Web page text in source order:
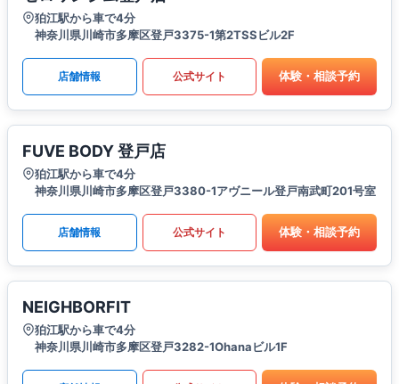
狛江駅から車で4分
神奈川県川崎市多摩区登戸3375-1第2TSSビル2F
店舗情報 公式サイト 体験・相談予約
FUVE BODY 登戸店
狛江駅から車で4分
神奈川県川崎市多摩区登戸3380-1アヴニール登戸南武町201号室
店舗情報 公式サイト 体験・相談予約
NEIGHBORFIT
狛江駅から車で4分
神奈川県川崎市多摩区登戸3282-1Ohanaビル1F